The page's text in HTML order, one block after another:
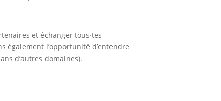
et échanger tous·tes
également l’opportunité d’entendre
d’autres domaines).